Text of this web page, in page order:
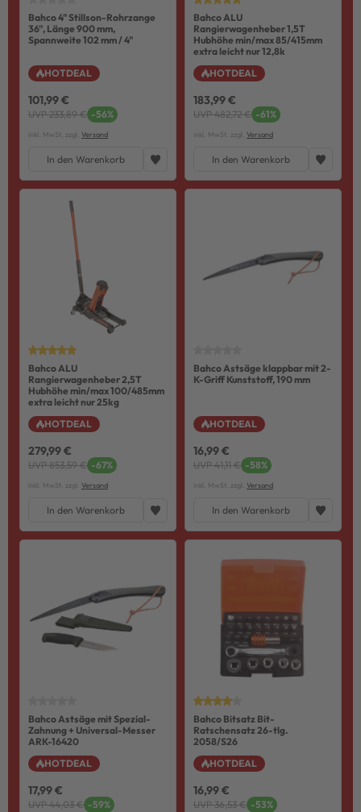
Bahco 4" Stillson-Rohrzange
36", Länge 900 mm,
Spannweite 102 mm / 4"
HOTDEAL
101,99 €
UVP 233,89 € -56%
inkl. MwSt. zzgl. Versand
In den Warenkorb
Bahco ALU
Rangierwagenheber 1,5T
Hubhöhe min/max 85/415mm
extra leicht nur 12,8k
HOTDEAL
183,99 €
UVP 482,72 € -61%
inkl. MwSt. zzgl. Versand
In den Warenkorb
Bahco ALU
Rangierwagenheber 2,5T
Hubhöhe min/max 100/485mm
extra leicht nur 25kg
HOTDEAL
279,99 €
UVP 853,59 € -67%
inkl. MwSt. zzgl. Versand
In den Warenkorb
Bahco Astsäge klappbar mit 2-
K-Griff Kunststoff, 190 mm
HOTDEAL
16,99 €
UVP 41,11 € -58%
inkl. MwSt. zzgl. Versand
In den Warenkorb
Bahco Astsäge mit Spezial-
Zahnung + Universal-Messer
ARK-16420
HOTDEAL
17,99 €
UVP 44,03 € -59%
Bahco Bitsatz Bit-
Ratschensatz 26-tlg.
2058/S26
HOTDEAL
16,99 €
UVP 36,53 € -53%